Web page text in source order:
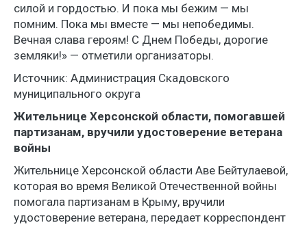
силой и гордостью. И пока мы бежим — мы
помним. Пока мы вместе — мы непобедимы.
Вечная слава героям! С Днем Победы, дорогие
земляки!» — отметили организаторы.
Источник: Администрация Скадовского
муниципального округа
Жительнице Херсонской области, помогавшей
партизанам, вручили удостоверение ветерана
войны
Жительнице Херсонской области Аве Бейтулаевой,
которая во время Великой Отечественной войны
помогала партизанам в Крыму, вручили
удостоверение ветерана, передает корреспондент